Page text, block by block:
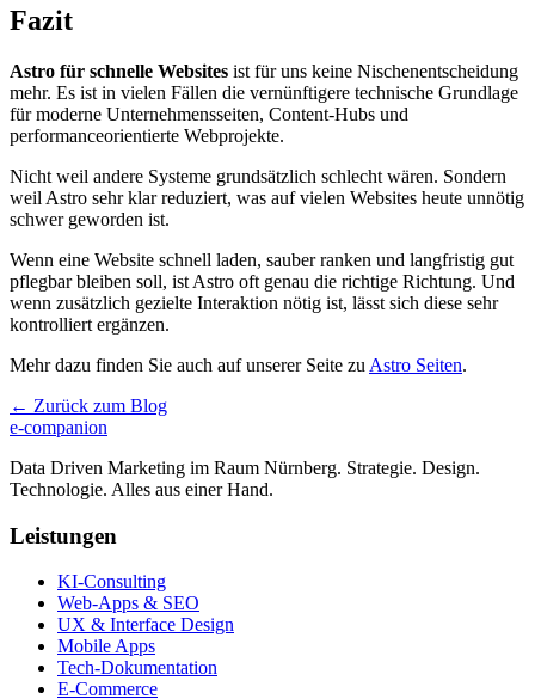
Fazit
Astro für schnelle Websites ist für uns keine Nischenentscheidung
mehr. Es ist in vielen Fällen die vernünftigere technische Grundlage
für moderne Unternehmensseiten, Content-Hubs und
performanceorientierte Webprojekte.
Nicht weil andere Systeme grundsätzlich schlecht wären. Sondern
weil Astro sehr klar reduziert, was auf vielen Websites heute unnötig
schwer geworden ist.
Wenn eine Website schnell laden, sauber ranken und langfristig gut
pflegbar bleiben soll, ist Astro oft genau die richtige Richtung. Und
wenn zusätzlich gezielte Interaktion nötig ist, lässt sich diese sehr
kontrolliert ergänzen.
Mehr dazu finden Sie auch auf unserer Seite zu Astro Seiten.
← Zurück zum Blog
e-companion
Data Driven Marketing im Raum Nürnberg. Strategie. Design.
Technologie. Alles aus einer Hand.
Leistungen
KI-Consulting
Web-Apps & SEO
UX & Interface Design
Mobile Apps
Tech-Dokumentation
E-Commerce